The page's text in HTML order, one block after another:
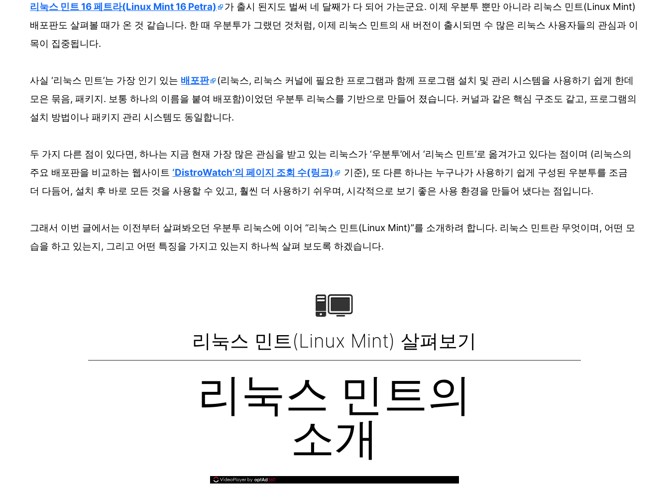
리눅스 민트 16 페트라(Linux Mint 16 Petra)
가 출시 된지도 벌써 네 달째가 다 되어 가는군요. 이제 우분투 뿐만 아니라 리눅스 민트(Linux Mint)
배포판도 살펴볼 때가 온 것 같습니다. 한 때 우분투가 그랬던 것처럼, 이제 리눅스 민트의 새 버전이 출시되면 수 많은 리눅스 사용자들의 관심과 이
목이 집중됩니다.
사실 ‘리눅스 민트’는 가장 인기 있는 배포판
(리눅스, 리눅스 커널에 필요한 프로그램과 함께 프로그램 설치 및 관리 시스템을 사용하기 쉽게 한데
모은 묶음, 패키지. 보통 하나의 이름을 붙여 배포함)이었던 우분투 리눅스를 기반으로 만들어 졌습니다. 커널과 같은 핵심 구조도 같고, 프로그램의
설치 방법이나 패키지 관리 시스템도 동일합니다.
두 가지 다른 점이 있다면, 하나는 지금 현재 가장 많은 관심을 받고 있는 리눅스가 ‘우분투’에서 ‘리눅스 민트’로 옮겨가고 있다는 점이며 (리눅스의
주요 배포판을 비교하는 웹사이트 ‘DistroWatch’의 페이지 조회 수(링크)
기준), 또 다른 하나는 누구나가 사용하기 쉽게 구성된 우분투를 조금
더 다듬어, 설치 후 바로 모든 것을 사용할 수 있고, 훨씬 더 사용하기 쉬우며, 시각적으로 보기 좋은 사용 환경을 만들어 냈다는 점입니다.
그래서 이번 글에서는 이전부터 살펴봐오던 우분투 리눅스에 이어 “리눅스 민트(Linux Mint)”를 소개하려 합니다. 리눅스 민트란 무엇이며, 어떤 모
습을 하고 있는지, 그리고 어떤 특징을 가지고 있는지 하나씩 살펴 보도록 하겠습니다.
리눅스 민트(Linux Mint) 살펴보기
리눅스 민트의
소개